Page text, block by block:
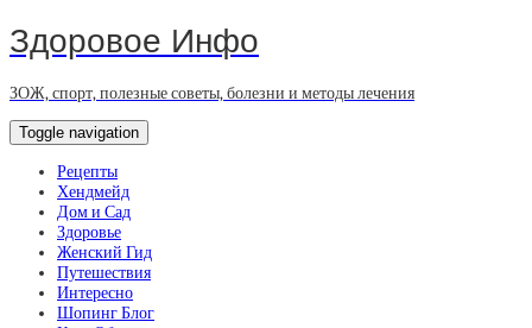
Здоровое Инфо
ЗОЖ, спорт, полезные советы, болезни и методы лечения
Toggle navigation
Рецепты
Хендмейд
Дом и Сад
Здоровье
Женский Гид
Путешествия
Интересно
Шопинг Блог